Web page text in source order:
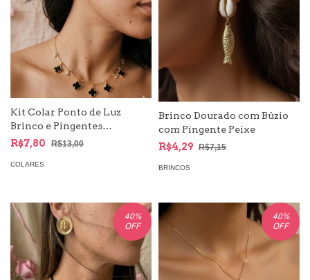
Kit Colar Ponto de Luz
Brinco e Pingentes
Pequenos Trevo Quatro
R$7,80 R$13,00
COLARES
Brinco Dourado com Búzio
com Pingente Peixe
R$4,29 R$7,15
BRINCOS
40%
OFF
40%
OFF